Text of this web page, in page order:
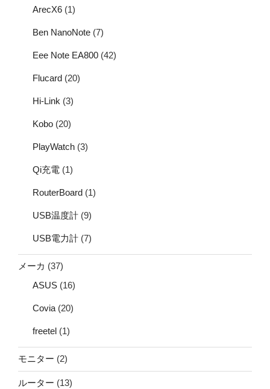
ArecX6 (1)
Ben NanoNote (7)
Eee Note EA800 (42)
Flucard (20)
Hi-Link (3)
Kobo (20)
PlayWatch (3)
Qi充電 (1)
RouterBoard (1)
USB温度計 (9)
USB電力計 (7)
メーカ (37)
ASUS (16)
Covia (20)
freetel (1)
モニター (2)
ルーター (13)